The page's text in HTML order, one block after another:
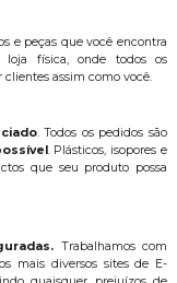
e peças que você encontra
loja física, onde todos os
clientes assim como você.
. Todos os pedidos são
. Plásticos, isopores e
que seu produto possa
Trabalhamos com
mais diversos sites de E-